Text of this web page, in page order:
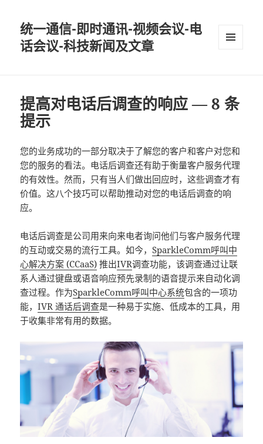
统一通信-即时通讯-视频会议-电
话会议-科技新闻及文章
提高对电话后调查的响应 — 8 条
提示
您的业务成功的一部分取决于了解您的客户和客户对您和
您的服务的看法。电话后调查还有助于衡量客户服务代理
的有效性。然而，只有当人们做出回应时，这些调查才有
价值。这八个技巧可以帮助推动对您的电话后调查的响
应。
电话后调查是公司用来向来电者询问他们与客户服务代理
的互动或交易的流行工具。如今，SparkleComm呼叫中
心解决方案 (CCaaS) 推出IVR调查功能，该调查通过让联
系人通过键盘或语音响应预先录制的语音提示来自动化调
查过程。作为SparkleComm呼叫中心系统包含的一项功
能，IVR 通话后调查是一种易于实施、低成本的工具，用
于收集非常有用的数据。